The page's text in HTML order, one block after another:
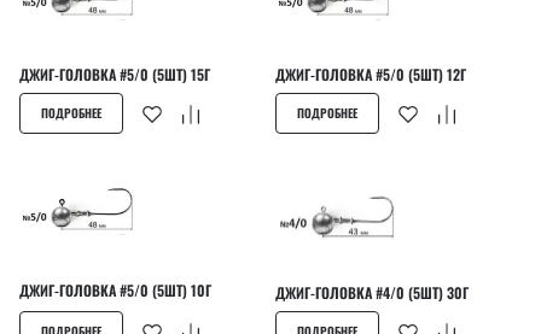
ДЖИГ-ГОЛОВКА #5/0 (5ШТ) 15Г
ПОДРОБНЕЕ
ДЖИГ-ГОЛОВКА #5/0 (5ШТ) 12Г
ПОДРОБНЕЕ
ДЖИГ-ГОЛОВКА #5/0 (5ШТ) 10Г ДЖИГ-ГОЛОВКА #4/0 (5ШТ) 30Г